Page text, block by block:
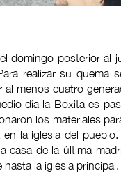
domingo posterior al
realizar su quema
al menos cuatro
día la Boxita es
los materiales
la iglesia del
casa de la última
la iglesia